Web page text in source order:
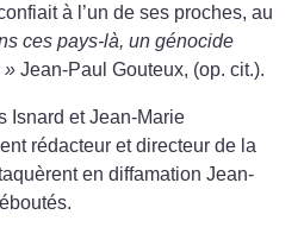
à l’un de ses proches, au
ces pays-là, un génocide
» Jean-Paul Gouteux, (op. cit.).
Isnard et Jean-Marie
rédacteur et directeur de la
en diffamation Jean-